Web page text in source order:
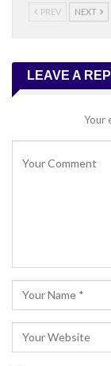
PREV NEXT
LEAVE A
Your